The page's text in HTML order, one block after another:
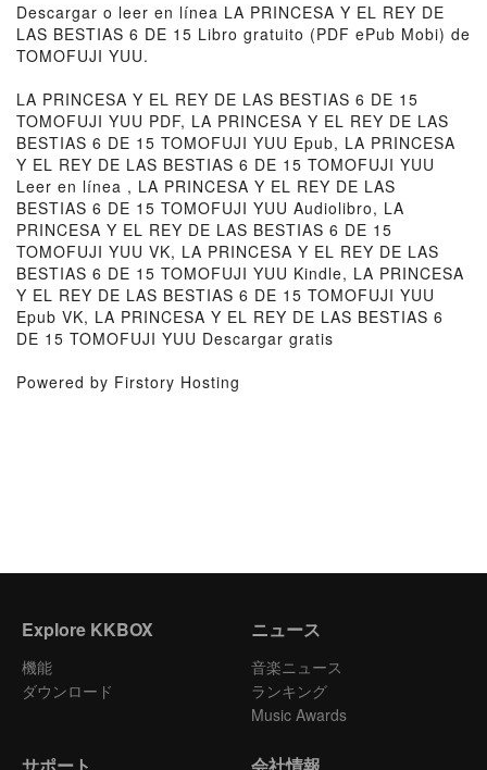
Descargar o leer en línea LA PRINCESA Y EL REY DE
LAS BESTIAS 6 DE 15 Libro gratuito (PDF ePub Mobi) de
TOMOFUJI YUU.
LA PRINCESA Y EL REY DE LAS BESTIAS 6 DE 15
TOMOFUJI YUU PDF, LA PRINCESA Y EL REY DE LAS
BESTIAS 6 DE 15 TOMOFUJI YUU Epub, LA PRINCESA
Y EL REY DE LAS BESTIAS 6 DE 15 TOMOFUJI YUU
Leer en línea , LA PRINCESA Y EL REY DE LAS
BESTIAS 6 DE 15 TOMOFUJI YUU Audiolibro, LA
PRINCESA Y EL REY DE LAS BESTIAS 6 DE 15
TOMOFUJI YUU VK, LA PRINCESA Y EL REY DE LAS
BESTIAS 6 DE 15 TOMOFUJI YUU Kindle, LA PRINCESA
Y EL REY DE LAS BESTIAS 6 DE 15 TOMOFUJI YUU
Epub VK, LA PRINCESA Y EL REY DE LAS BESTIAS 6
DE 15 TOMOFUJI YUU Descargar gratis
Powered by Firstory Hosting
Explore KKBOX
機能
ダウンロード
ニュース
音楽ニュース
ランキング
Music Awards